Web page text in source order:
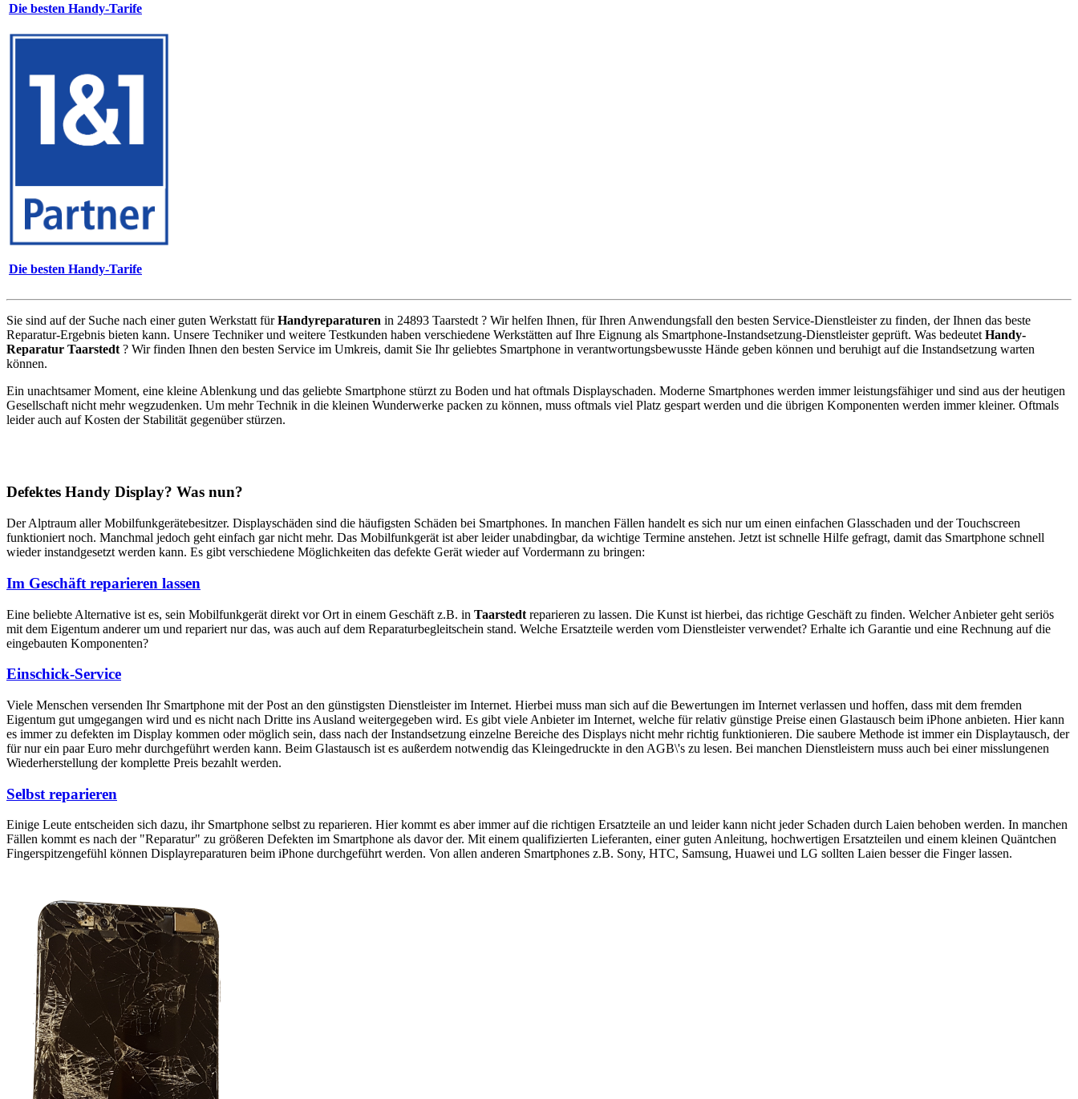
Die besten Handy-Tarife
Die besten Handy-Tarife
Sie sind auf der Suche nach einer guten Werkstatt fürHandyreparaturen in 24893 Taarstedt ? Wir helfen Ihnen, für Ihren Anwendungsfall den besten Service-Dienstleister zu finden, der Ihnen das beste
Reparatur-Ergebnis bieten kann. Unsere Techniker und weitere Testkunden haben verschiedene Werkstätten auf Ihre Eignung als Smartphone-Instandsetzung-Dienstleister geprüft. Was bedeutet Handy-
Reparatur Taarstedt ? Wir finden Ihnen den besten Service im Umkreis, damit Sie Ihr geliebtes Smartphone in verantwortungsbewusste Hände geben können und beruhigt auf die Instandsetzung warten
können.
Ein unachtsamer Moment, eine kleine Ablenkung und das geliebte Smartphone stürzt zu Boden und hat oftmals Displayschaden. Moderne Smartphones werden immer leistungsfähiger und sind aus der heutigen
Gesellschaft nicht mehr wegzudenken. Um mehr Technik in die kleinen Wunderwerke packen zu können, muss oftmals viel Platz gespart werden und die übrigen Komponenten werden immer kleiner. Oftmals
leider auch auf Kosten der Stabilität gegenüber stürzen.
Defektes Handy Display? Was nun?
Der Alptraum aller Mobilfunkgerätebesitzer. Displayschäden sind die häufigsten Schäden bei Smartphones. In manchen Fällen handelt es sich nur um einen einfachen Glasschaden und der Touchscreen
funktioniert noch. Manchmal jedoch geht einfach gar nicht mehr. Das Mobilfunkgerät ist aber leider unabdingbar, da wichtige Termine anstehen. Jetzt ist schnelle Hilfe gefragt, damit das Smartphone schnell
wieder instandgesetzt werden kann. Es gibt verschiedene Möglichkeiten das defekte Gerät wieder auf Vordermann zu bringen:
Im Geschäft reparieren lassen
Eine beliebte Alternative ist es, sein Mobilfunkgerät direkt vor Ort in einem Geschäft z.B. in Taarstedt reparieren zu lassen. Die Kunst ist hierbei, das richtige Geschäft zu finden. Welcher Anbieter geht seriös
mit dem Eigentum anderer um und repariert nur das, was auch auf dem Reparaturbegleitschein stand. Welche Ersatzteile werden vom Dienstleister verwendet? Erhalte ich Garantie und eine Rechnung auf die
eingebauten Komponenten?
Einschick-Service
Viele Menschen versenden Ihr Smartphone mit der Post an den günstigsten Dienstleister im Internet. Hierbei muss man sich auf die Bewertungen im Internet verlassen und hoffen, dass mit dem fremden
Eigentum gut umgegangen wird und es nicht nach Dritte ins Ausland weitergegeben wird. Es gibt viele Anbieter im Internet, welche für relativ günstige Preise einen Glastausch beim iPhone anbieten. Hier kann
es immer zu defekten im Display kommen oder möglich sein, dass nach der Instandsetzung einzelne Bereiche des Displays nicht mehr richtig funktionieren. Die saubere Methode ist immer ein Displaytausch, der
für nur ein paar Euro mehr durchgeführt werden kann. Beim Glastausch ist es außerdem notwendig das Kleingedruckte in den AGB\'s zu lesen. Bei manchen Dienstleistern muss auch bei einer misslungenen
Wiederherstellung der komplette Preis bezahlt werden.
Selbst reparieren
Einige Leute entscheiden sich dazu, ihr Smartphone selbst zu reparieren. Hier kommt es aber immer auf die richtigen Ersatzteile an und leider kann nicht jeder Schaden durch Laien behoben werden. In manchen
Fällen kommt es nach der "Reparatur" zu größeren Defekten im Smartphone als davor der. Mit einem qualifizierten Lieferanten, einer guten Anleitung, hochwertigen Ersatzteilen und einem kleinen Quäntchen
Fingerspitzengefühl können Displayreparaturen beim iPhone durchgeführt werden. Von allen anderen Smartphones z.B. Sony, HTC, Samsung, Huawei und LG sollten Laien besser die Finger lassen.